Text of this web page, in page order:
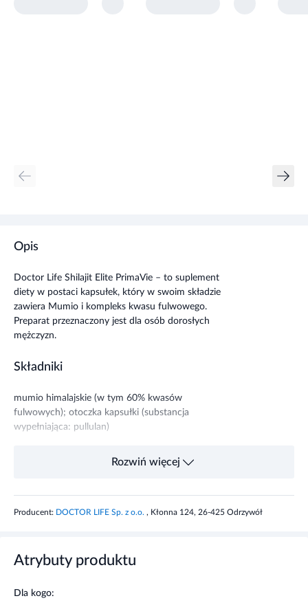
Opis
Doctor Life Shilajit Elite PrimaVie – to suplement
diety w postaci kapsułek, który w swoim składzie
zawiera Mumio i kompleks kwasu fulwowego.
Preparat przeznaczony jest dla osób dorosłych
mężczyzn.
Składniki
mumio himalajskie (w tym 60% kwasów
fulwowych); otoczka kapsułki (substancja
wypełniająca: pullulan)
1
2
fulwowego
Rozwiń więcej
Producent: DOCTOR LIFE Sp. z o.o. , Kłonna 124, 26-425 Odrzywół
Atrybuty produktu
Dla kogo: